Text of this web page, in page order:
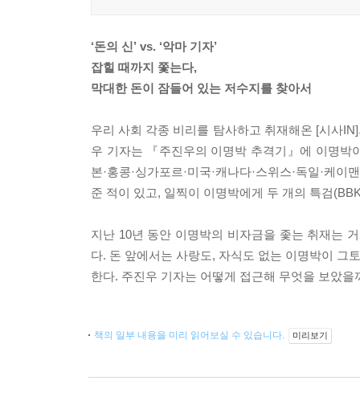
‘돈의 신’ vs. ‘악마 기자’
잡힐 때까지 쫓는다,
막대한 돈이 잠들어 있는 저수지를 찾아서
우리 사회 각종 비리를 탐사하고 취재해온 [시사
우 기자는 『주진우의 이명박 추격기』에 이명박
본·홍콩·싱가포르·미국·캐나다·스위스·독일·케
준 적이 있고, 일찍이 이명박에게 두 개의 특검
지난 10년 동안 이명박의 비자금을 좇는 취재는
다. 돈 앞에서는 사랑도, 자식도 없는 이명박이 그
한다. 주진우 기자는 어떻게 접근해 무엇을 보았
책의 일부 내용을 미리 읽어보실 수 있습니다. 미리보기